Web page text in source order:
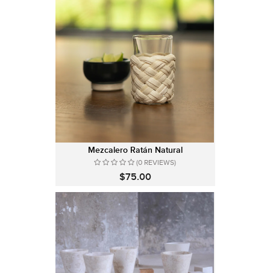
Mezcalero Ratán Natural
(0 REVIEWS)
$75.00